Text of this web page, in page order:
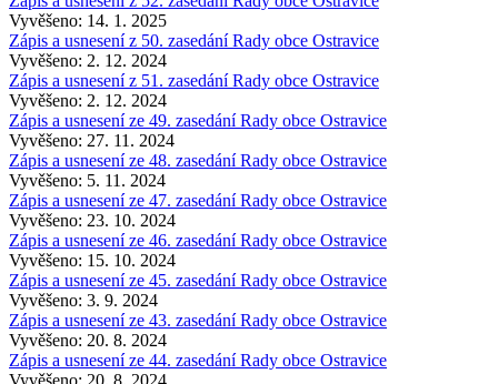
Vyvěšeno: 14. 1. 2025
Zápis a usnesení z 50. zasedání Rady obce Ostravice
Vyvěšeno: 2. 12. 2024
Zápis a usnesení z 51. zasedání Rady obce Ostravice
Vyvěšeno: 2. 12. 2024
Zápis a usnesení ze 49. zasedání Rady obce Ostravice
Vyvěšeno: 27. 11. 2024
Zápis a usnesení ze 48. zasedání Rady obce Ostravice
Vyvěšeno: 5. 11. 2024
Zápis a usnesení ze 47. zasedání Rady obce Ostravice
Vyvěšeno: 23. 10. 2024
Zápis a usnesení ze 46. zasedání Rady obce Ostravice
Vyvěšeno: 15. 10. 2024
Zápis a usnesení ze 45. zasedání Rady obce Ostravice
Vyvěšeno: 3. 9. 2024
Zápis a usnesení ze 43. zasedání Rady obce Ostravice
Vyvěšeno: 20. 8. 2024
Zápis a usnesení ze 44. zasedání Rady obce Ostravice
Vyvěšeno: 20. 8. 2024